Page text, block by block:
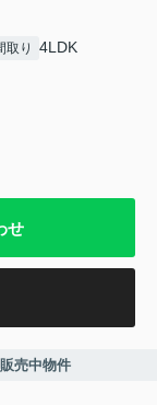
取り 4LDK
せ
売中物件